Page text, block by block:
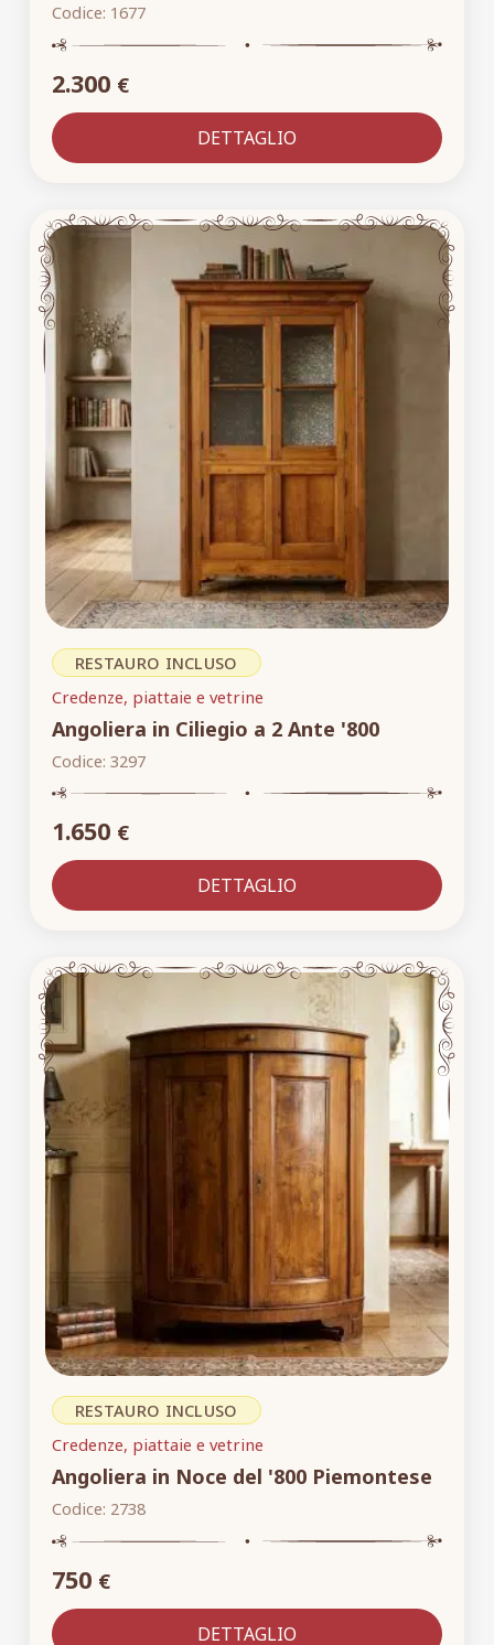
Codice: 1677
2.300 €
DETTAGLIO
RESTAURO INCLUSO
Credenze, piattaie e vetrine
Angoliera in Ciliegio a 2 Ante '800
Codice: 3297
1.650 €
DETTAGLIO
RESTAURO INCLUSO
Credenze, piattaie e vetrine
Angoliera in Noce del '800 Piemontese
Codice: 2738
750 €
DETTAGLIO